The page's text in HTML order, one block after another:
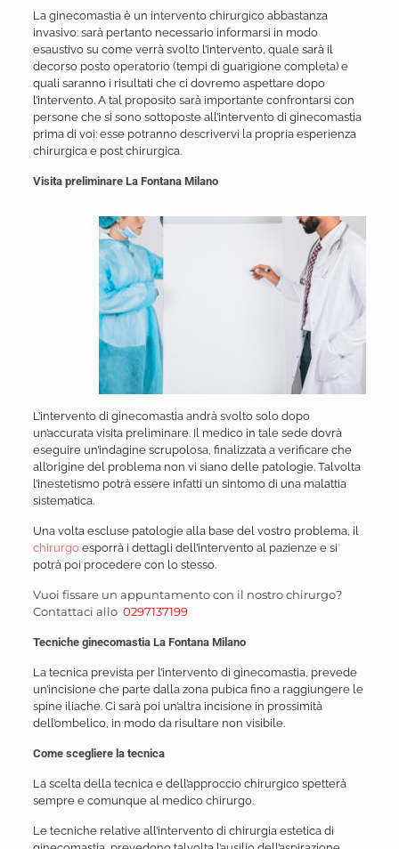
La ginecomastia è un intervento chirurgico abbastanza
invasivo: sarà pertanto necessario informarsi in modo
esaustivo su come verrà svolto l’intervento, quale sarà il
decorso posto operatorio (tempi di guarigione completa) e
quali saranno i risultati che ci dovremo aspettare dopo
l’intervento. A tal proposito sarà importante confrontarsi con
persone che si sono sottoposte all’intervento di ginecomastia
prima di voi: esse potranno descrivervi la propria esperienza
chirurgica e post chirurgica.
Visita preliminare La Fontana Milano
L’intervento di ginecomastia andrà svolto solo dopo
un’accurata visita preliminare. Il medico in tale sede dovrà
eseguire un’indagine scrupolosa, finalizzata a verificare che
all’origine del problema non vi siano delle patologie. Talvolta
l’inestetismo potrà essere infatti un sintomo di una malattia
sistematica.
Una volta escluse patologie alla base del vostro problema, il
chirurgoesporrà i dettagli dell’intervento al pazienze e si
potrà poi procedere con lo stesso.
Vuoi fissare un appuntamento con il nostro chirurgo?
Contattaci allo 0297137199
Tecniche ginecomastia La Fontana Milano
La tecnica prevista per l’intervento di ginecomastia, prevede
un’incisione che parte dalla zona pubica fino a raggiungere le
spine iliache. Ci sarà poi un’altra incisione in prossimità
dell’ombelico, in modo da risultare non visibile.
Come scegliere la tecnica
La scelta della tecnica e dell’approccio chirurgico spetterà
sempre e comunque al medico chirurgo.
Le tecniche relative all’intervento di chirurgia estetica di